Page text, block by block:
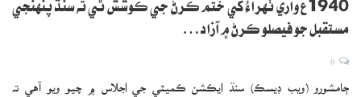
1940ع واري ٺهراءُ کي ختم ڪرڻ جي ڪوشش ٿي ته سنڌ پنهنجي
مستقبل جو فيصلو ڪرڻ ۾ آزاد…
ڄامشورو (ويب ڊيسڪ) سنڌ ايڪشن ڪميٽي جي اجلاس ۾ چيو ويو آهي ته